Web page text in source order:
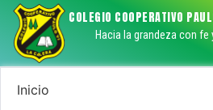
Skip
content
COLEGIO COOPERATIVO
Hacia la grandeza con fe
Inicio